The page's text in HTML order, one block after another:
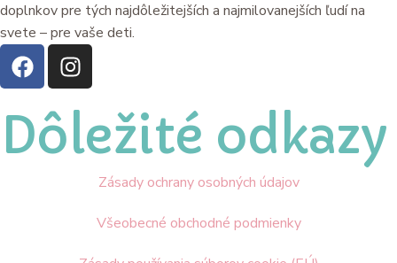
doplnkov pre tých najdôležitejších a najmilovanejších ľudí na
svete – pre vaše deti.
Dôležité odkazy
Zásady ochrany osobných údajov
Všeobecné obchodné podmienky